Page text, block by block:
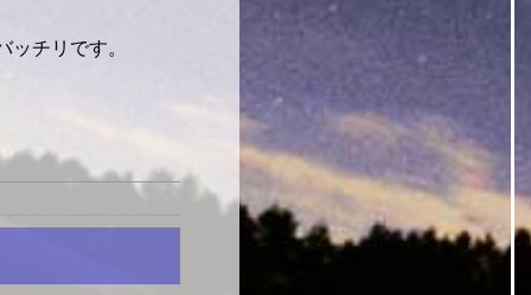
チリです。